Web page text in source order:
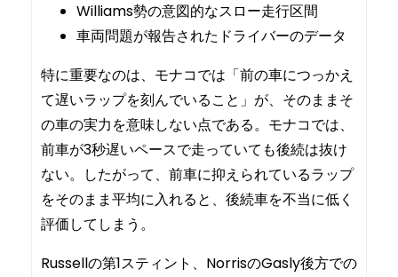
Williams勢の意図的なスロー走行区間
車両問題が報告されたドライバーのデータ
特に重要なのは、モナコでは「前の車につっかえ
て遅いラップを刻んでいること」が、そのままそ
の車の実力を意味しない点である。モナコでは、
前車が3秒遅いペースで走っていても後続は抜け
ない。したがって、前車に抑えられているラップ
をそのまま平均に入れると、後続車を不当に低く
評価してしまう。
Russellの第1スティント、NorrisのGasly後方での